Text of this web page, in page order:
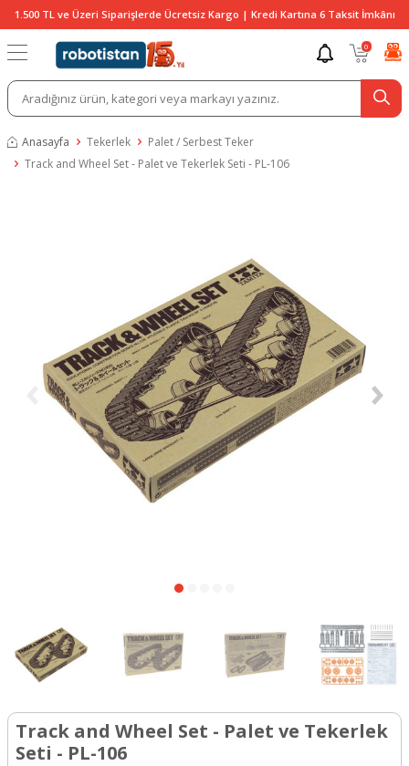
1.500 TL ve Üzeri Siparişlerde Ücretsiz Kargo | Kredi Kartına 6 Taksit İmkânı
0
Anasayfa Tekerlek
Palet / Serbest Teker
Track and Wheel Set - Palet ve Tekerlek Seti - PL-106
Track and Wheel Set - Palet ve Tekerlek
Seti - PL-106